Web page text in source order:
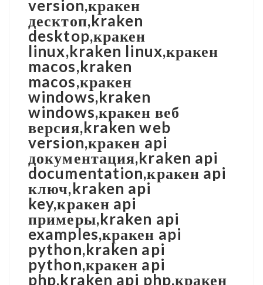
version,кракен
десктоп,kraken
desktop,кракен
linux,kraken linux,кракен
macos,kraken
macos,кракен
windows,kraken
windows,кракен веб
версия,kraken web
version,кракен api
документация,kraken api
documentation,кракен api
ключ,kraken api
key,кракен api
примеры,kraken api
examples,кракен api
python,kraken api
python,кракен api
php,kraken api php,кракен